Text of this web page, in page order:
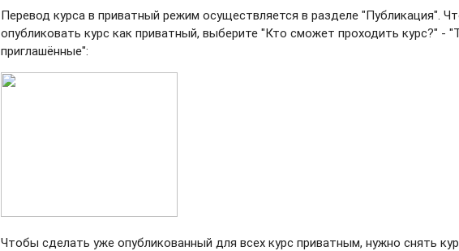
Перевод курса в приватный режим осуществляется в разделе "Публикация".
опубликовать курс как приватный, выберите "Кто сможет проходить курс?" -
приглашённые":
Чтобы сделать уже опубликованный для всех курс приватным, нужно снять